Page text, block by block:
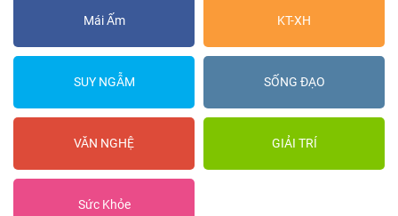
Mái Ấm KT-XH
SUY NGẪM SỐNG ĐẠO
VĂN NGHỆ GIẢI TRÍ
Sức Khỏe